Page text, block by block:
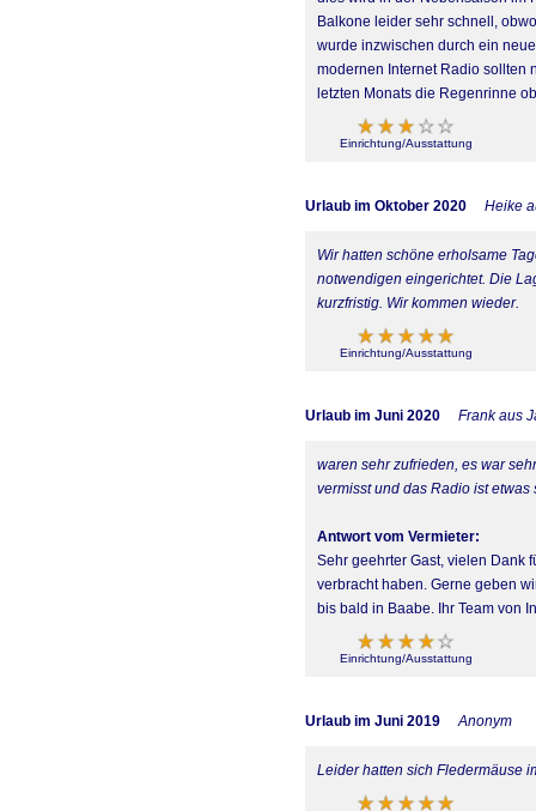
Balkone leider sehr schnell,
wurde inzwischen durch ein
modernen Internet Radio sollten
letzten Monats die Regenrinne
Einrichtung/Ausstattung
Urlaub im Oktober 2020 Heike
Wir hatten schöne erholsame
notwendigen eingerichtet. Die
kurzfristig. Wir kommen wieder.
Einrichtung/Ausstattung
Urlaub im Juni 2020 Frank aus
waren sehr zufrieden, es war
vermisst und das Radio ist etwas
Antwort vom Vermieter:
Sehr geehrter Gast, vielen Dank
verbracht haben. Gerne geben
bis bald in Baabe. Ihr Team von
Einrichtung/Ausstattung
Urlaub im Juni 2019 Anonym
Leider hatten sich Fledermäuse